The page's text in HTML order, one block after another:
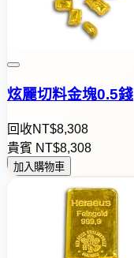
炫麗切料金塊0.5錢
回收NT$8,308
貴賓 NT$8,308
加入購物車